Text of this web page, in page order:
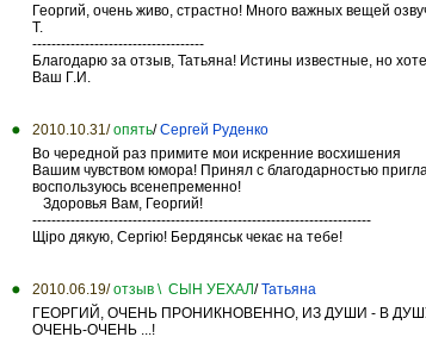
Георгий, очень живо, страстно! Много важных вещей
Т.
------------------------------------
Благодарю за отзыв, Татьяна! Истины известные, но
Ваш Г.И.
2010.10.31/ опять/Сергей Руденко
Во чередной раз примите мои искренние восхишения
Вашим чувством юмора! Принял с благодарностью
воспользуюсь всенепременно!
Здоровья Вам, Георгий!
-----------------------------------------------------------------------
Щіро дякую, Сергію! Бердянськ чекає на тебе!
2010.06.19/ отзыв \ СЫН УЕХАЛ/Татьяна
ГЕОРГИЙ, ОЧЕНЬ ПРОНИКНОВЕННО, ИЗ ДУШИ - В
ОЧЕНЬ-ОЧЕНЬ ...!